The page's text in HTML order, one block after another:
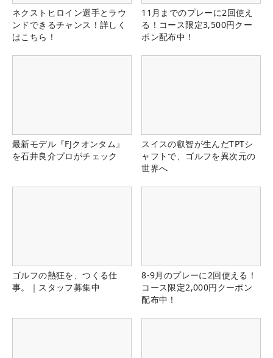
ネクストヒロイン選手とラウ
ンドできるチャンス！詳しく
はこちら！
11月までのプレーに2回使え
る！コース限定3,500円クー
ポン配布中！
最新モデル『FJクオンタム』
を石井良介プロがチェック
スイスの叡智が生んだTPTシ
ャフトで、ゴルフを異次元の
世界へ
ゴルフの熱狂を、つくる仕
事。｜スタッフ募集中
8-9月のプレーに2回使える！
コース限定2,000円クーポン
配布中！